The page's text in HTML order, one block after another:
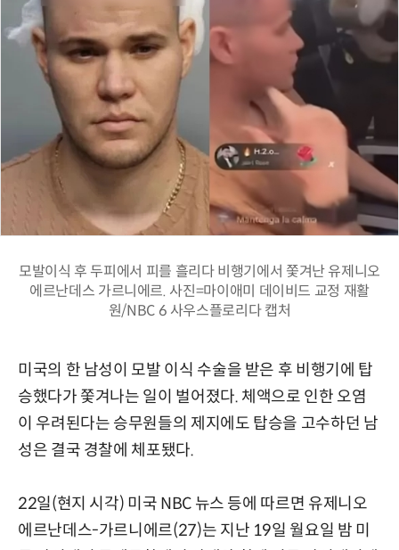
모발이식 후 두피에서 피를 흘리다 비행기에서 쫓겨난 유제니오
에르난데스 가르니에르. 사진=마이애미 데이비드 교정 재활
원/NBC 6 사우스플로리다 캡처
미국의 한 남성이 모발 이식 수술을 받은 후 비행기에 탑
승했다가 쫓겨나는 일이 벌어졌다. 체액으로 인한 오염
이 우려된다는 승무원들의 제지에도 탑승을 고수하던 남
성은 결국 경찰에 체포됐다.
22일(현지 시각) 미국 NBC 뉴스 등에 따르면 유제니오
에르난데스-가르니에르(27)는 지난 19일 월요일 밤 미